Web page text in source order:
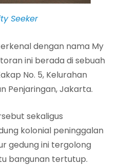
Seeker
dengan nama My
ini berada di sebuah
No. 5, Kelurahan
Penjaringan, Jakarta.
sekaligus
kolonial peninggalan
gedung ini tergolong
bangunan tertutup.